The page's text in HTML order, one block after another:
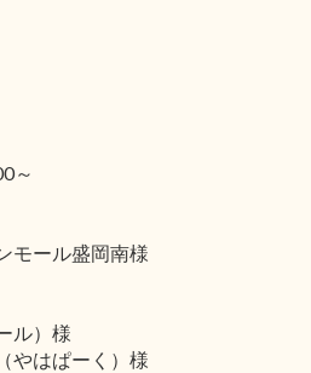
～
モール盛岡南様
ル）様
やはぱーく）様